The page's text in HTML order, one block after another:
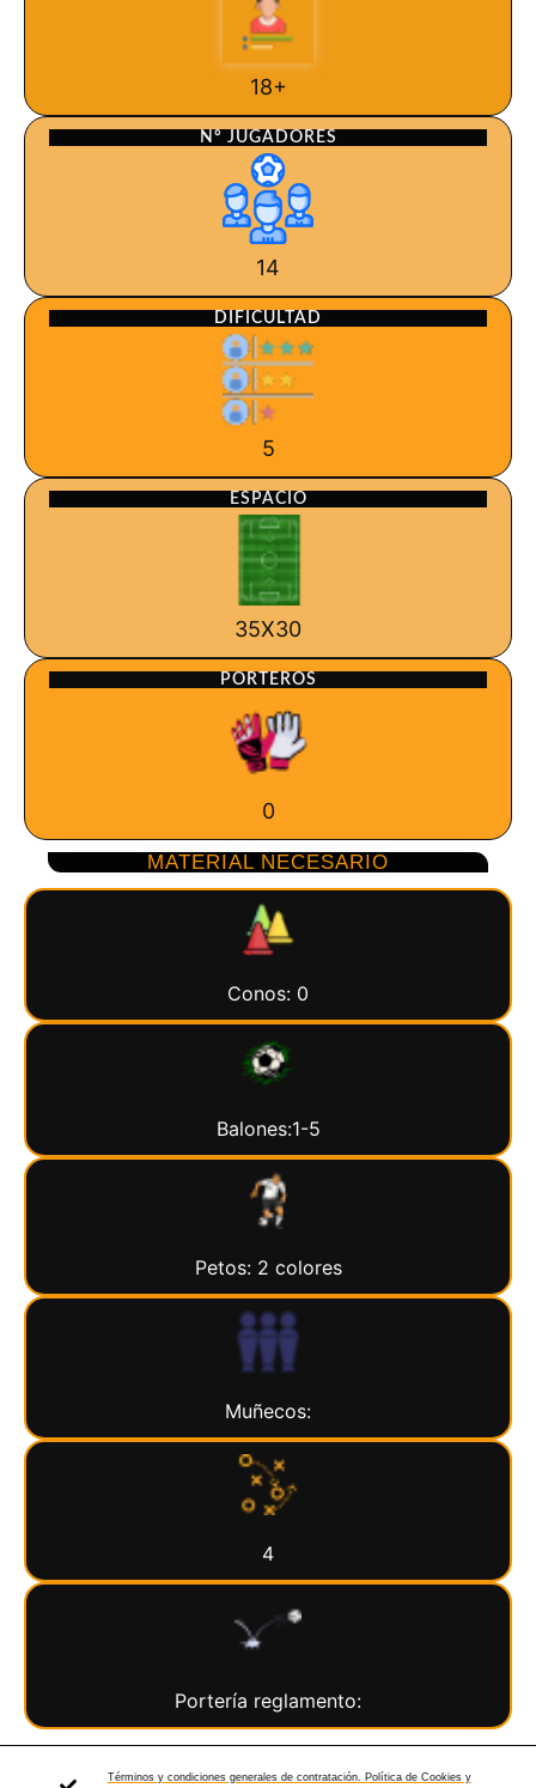
18+
Nº JUGADORES
14
DIFICULTAD
5
ESPACIO
35X30
PORTEROS
0
MATERIAL NECESARIO
Conos: 0
Balones:1-5
Petos: 2 colores
Muñecos:
4
Portería reglamento:
Términos y condiciones generales de contratación. Política de Cookies y